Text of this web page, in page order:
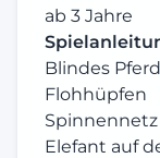
ab 3 Jahre
Blindes Pferd
Flohhüpfen
Spinnennetz
Elefant auf